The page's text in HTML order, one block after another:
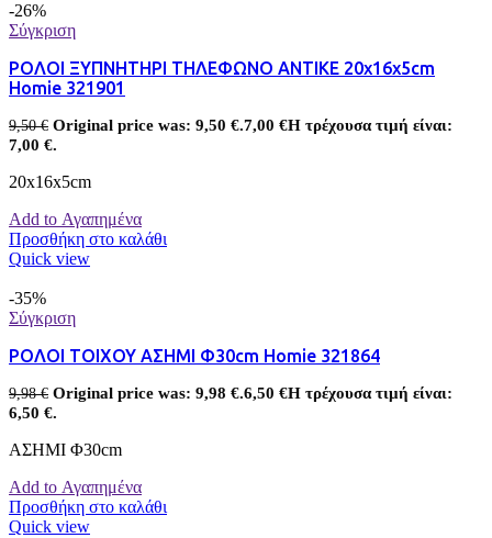
-26%
Σύγκριση
ΡΟΛΟΙ ΞΥΠΝΗΤΗΡΙ ΤΗΛΕΦΩΝΟ ΑΝΤΙΚΕ 20x16x5cm
Homie 321901
9,50€ Original price was: 9,50 €.7,00 €Η τρέχουσα τιμή είναι:
7,00 €.
20x16x5cm
Add to Αγαπημένα
Προσθήκη στο καλάθι
Quick view
-35%
Σύγκριση
ΡΟΛΟΙ ΤΟΙΧΟΥ ΑΣΗΜΙ Φ30cm Homie 321864
9,98€ Original price was: 9,98 €.6,50 €Η τρέχουσα τιμή είναι:
6,50 €.
ΑΣΗΜΙ Φ30cm
Add to Αγαπημένα
Προσθήκη στο καλάθι
Quick view